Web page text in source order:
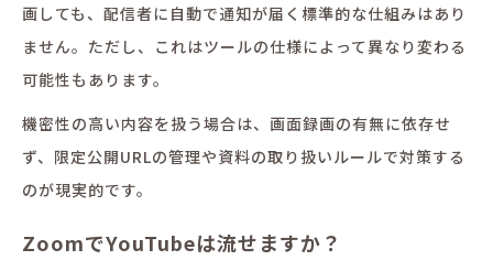
画しても、配信者に自動で通知が届く標準的な仕組みはあり
ません。ただし、これはツールの仕様によって異なり変わる
可能性もあります。
機密性の高い内容を扱う場合は、画面録画の有無に依存せ
ず、限定公開URLの管理や資料の取り扱いルールで対策する
のが現実的です。
ZoomでYouTubeは流せますか？